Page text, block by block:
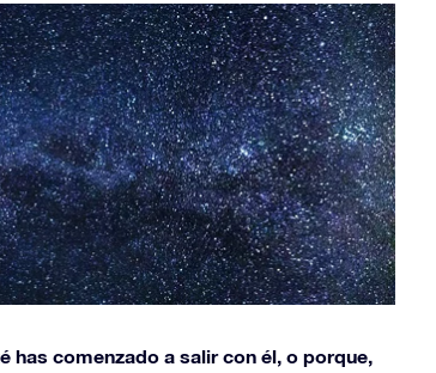
has comenzado a salir con él, o porque,